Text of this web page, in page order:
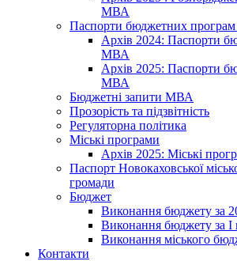
МВА
Паспорти бюджетних
Архів 2024: Паспорти
МВА
Архів 2025: Паспорти
МВА
Бюджетні запити МВА
Прозорість та підзвітність
Регуляторна політика
Міські програми
Архів 2025: Міські
Паспорт Новокаховської
громади
Бюджет
Виконання бюджету за
Виконання бюджету за І
Виконання міського
Контакти